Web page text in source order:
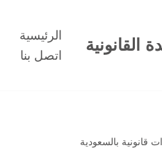
الرئيسية
اتصل بنا
قانونية بالسعودية